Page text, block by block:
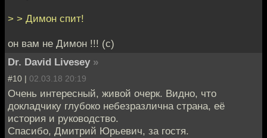
> > Димон спит!
он вам не Димон !!! (с)
Dr. David Livesey »
#10 | 02.03.18 20:19
Очень интересный, живой очерк. Видно, что
докладчику глубоко небезразлична страна, её
история и руководство.
Спасибо, Дмитрий Юрьевич, за гостя.